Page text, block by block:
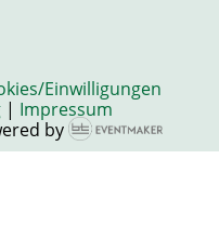
Einwilligungen
| Impressum
by